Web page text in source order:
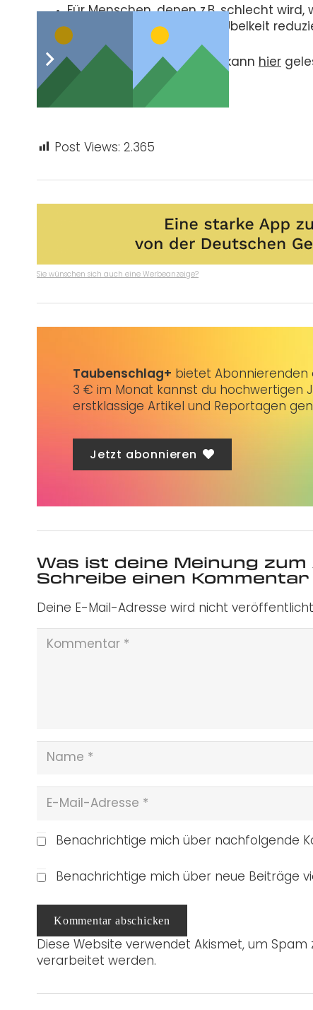
Für Menschen, denen z.B. schlecht
Feature. Dieses soll diese Übelkeit
Die gesamte Pressemitteilung kann hier
Post Views: 2.365
Sie wünschen sich auch eine Werbeanzeige?
Taubenschlag+ bietet Abonnierenden
3 € im Monat kannst du hochwertigen
erstklassige Artikel und Reportagen
Jetzt abonnieren
Was ist deine Meinung
Schreibe einen Kommentar
Deine E-Mail-Adresse wird nicht
Benachrichtige mich über nachfolgende
Benachrichtige mich über neue Beiträge
Kommentar abschicken
Diese Website verwendet Akismet, um Spam
verarbeitet werden.